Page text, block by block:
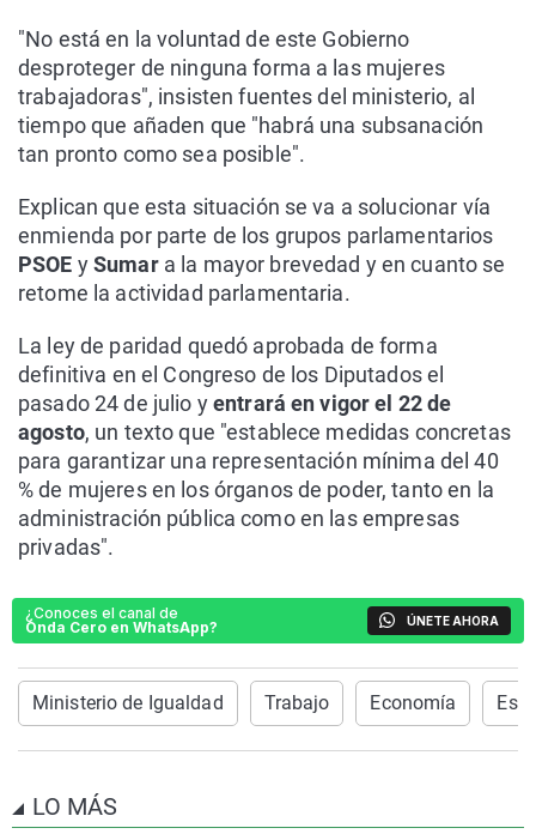
"No está en la voluntad de este Gobierno
desproteger de ninguna forma a las mujeres
trabajadoras", insisten fuentes del ministerio, al
tiempo que añaden que "habrá una subsanación
tan pronto como sea posible".
Explican que esta situación se va a solucionar vía
enmienda por parte de los grupos parlamentarios
PSOE ySumar a la mayor brevedad y en cuanto se
retome la actividad parlamentaria.
La ley de paridad quedó aprobada de forma
definitiva en el Congreso de los Diputados el
pasado 24 de julio yentrará en vigor el 22 de
agosto, un texto que "establece medidas concretas
para garantizar una representación mínima del 40
% de mujeres en los órganos de poder, tanto en la
administración pública como en las empresas
privadas".
¿Conoces el canal de
Onda Cero en WhatsApp?
ÚNETE AHORA
Ministerio de Igualdad Trabajo Economía
LO MÁS